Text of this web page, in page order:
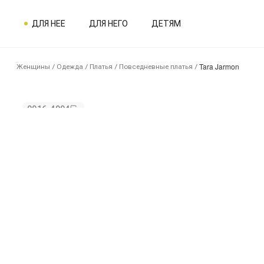
ДЛЯ НЕЕ ДЛЯ НЕГО ДЕТЯМ
Женщины / Одежда / Платья / Повседневные платья / Tara Jarmon
0016-4904